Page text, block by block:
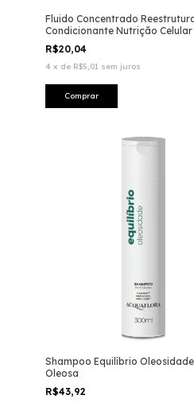
Fluido Concentrado
Condicionante Nutrição Celular
R$20,04
4 x de R$5,01 sem juros
Shampoo Equilíbrio
Oleosa
R$43,92